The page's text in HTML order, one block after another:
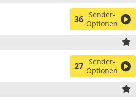
36 Sender-
Optionen
27 Sender-
Optionen